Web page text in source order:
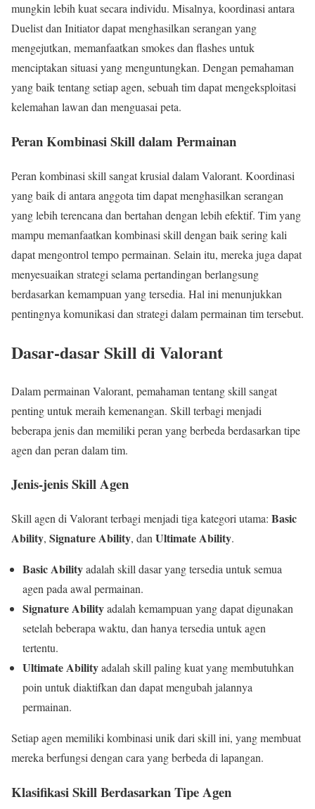
mungkin lebih kuat secara individu. Misalnya, koordinasi antara
Duelist dan Initiator dapat menghasilkan serangan yang
mengejutkan, memanfaatkan smokes dan flashes untuk
menciptakan situasi yang menguntungkan. Dengan pemahaman
yang baik tentang setiap agen, sebuah tim dapat mengeksploitasi
kelemahan lawan dan menguasai peta.
Peran Kombinasi Skill dalam Permainan
Peran kombinasi skill sangat krusial dalam Valorant. Koordinasi
yang baik di antara anggota tim dapat menghasilkan serangan
yang lebih terencana dan bertahan dengan lebih efektif. Tim yang
mampu memanfaatkan kombinasi skill dengan baik sering kali
dapat mengontrol tempo permainan. Selain itu, mereka juga dapat
menyesuaikan strategi selama pertandingan berlangsung
berdasarkan kemampuan yang tersedia. Hal ini menunjukkan
pentingnya komunikasi dan strategi dalam permainan tim tersebut.
Dasar-dasar Skill di Valorant
Dalam permainan Valorant, pemahaman tentang skill sangat
penting untuk meraih kemenangan. Skill terbagi menjadi
beberapa jenis dan memiliki peran yang berbeda berdasarkan tipe
agen dan peran dalam tim.
Jenis-jenis Skill Agen
Skill agen di Valorant terbagi menjadi tiga kategori utama: Basic
Ability, Signature Ability, dan Ultimate Ability.
Basic Abilityadalah skill dasar yang tersedia untuk semua
agen pada awal permainan.
Signature Abilityadalah kemampuan yang dapat digunakan
setelah beberapa waktu, dan hanya tersedia untuk agen
tertentu.
Ultimate Abilityadalah skill paling kuat yang membutuhkan
poin untuk diaktifkan dan dapat mengubah jalannya
permainan.
Setiap agen memiliki kombinasi unik dari skill ini, yang membuat
mereka berfungsi dengan cara yang berbeda di lapangan.
Klasifikasi Skill Berdasarkan Tipe Agen